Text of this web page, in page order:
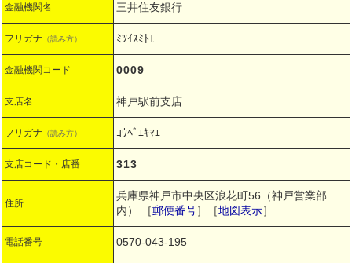
金融機関名 三井住友銀行
フリガナ （読み方） ﾐﾂｲｽﾐﾄﾓ
金融機関コード 0009
支店名 神戸駅前支店
フリガナ （読み方） ｺｳﾍﾞｴｷﾏｴ
支店コード・店番 313
住所
兵庫県神戸市中央区浪花町56（神戸営業部
内）
［郵便番号］［地図表示］
電話番号 0570-043-195